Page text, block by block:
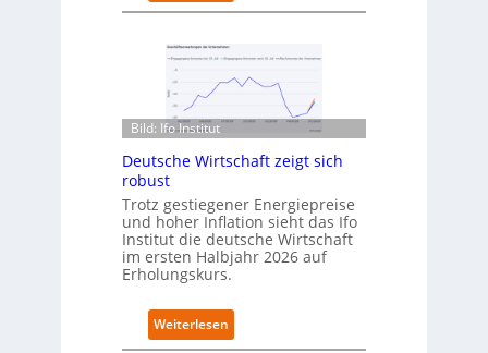
n
u
e
C
a
m
s
D
u
t
s
h
l
a
d
i
m
B
i
k
o
Bild: Ifo Institut
Deutsche Wirtschaft zeigt sich
robust
Trotz gestiegener Energiepreise
und hoher Inflation sieht das Ifo
Institut die deutsche Wirtschaft
im ersten Halbjahr 2026 auf
Erholungskurs.
Weiterlesen:
D